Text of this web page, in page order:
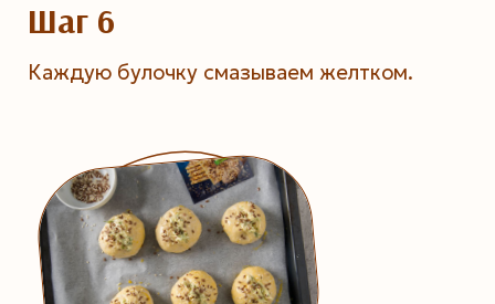
Шаг 6
Каждую булочку смазываем желтком.